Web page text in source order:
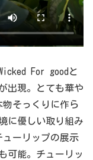
For goodと
出現。とても華や
そっくりに作ら
に優しい取り組み
ーリップの展示
可能。チューリッ